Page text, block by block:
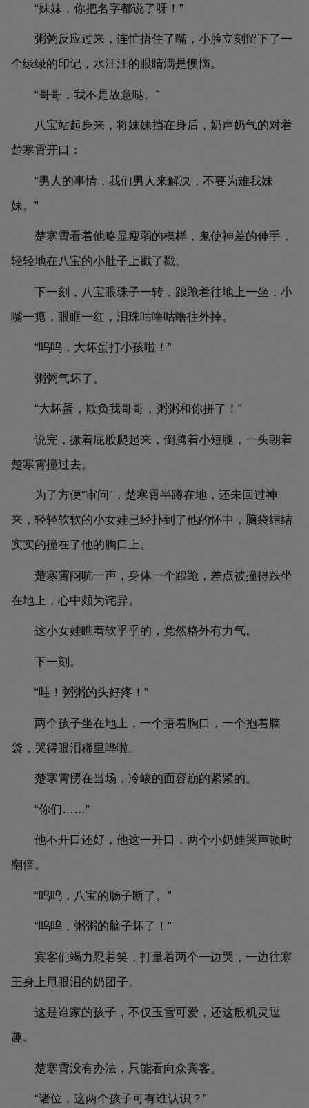
“妹妹，你把名字都说了呀！”
粥粥反应过来，连忙捂住了嘴，小脸立刻留下了一
个绿绿的印记，水汪汪的眼睛满是懊恼。
“哥哥，我不是故意哒。”
八宝站起身来，将妹妹挡在身后，奶声奶气的对着
楚寒霄开口：
“男人的事情，我们男人来解决，不要为难我妹
妹。”
楚寒霄看着他略显瘦弱的模样，鬼使神差的伸手，
轻轻地在八宝的小肚子上戳了戳。
下一刻，八宝眼珠子一转，踉跄着往地上一坐，小
嘴一瘪，眼眶一红，泪珠咕噜咕噜往外掉。
“呜呜，大坏蛋打小孩啦！”
粥粥气坏了。
“大坏蛋，欺负我哥哥，粥粥和你拼了！”
说完，撅着屁股爬起来，倒腾着小短腿，一头朝着
楚寒霄撞过去。
为了方便“审问”，楚寒霄半蹲在地，还未回过神
来，轻轻软软的小女娃已经扑到了他的怀中，脑袋结结
实实的撞在了他的胸口上。
楚寒霄闷吭一声，身体一个踉跄，差点被撞得跌坐
在地上，心中颇为诧异。
这小女娃瞧着软乎乎的，竟然格外有力气。
下一刻。
“哇！粥粥的头好疼！”
两个孩子坐在地上，一个捂着胸口，一个抱着脑
袋，哭得眼泪稀里哗啦。
楚寒霄愣在当场，冷峻的面容崩的紧紧的。
“你们……”
他不开口还好，他这一开口，两个小奶娃哭声顿时
翻倍。
“呜呜，八宝的肠子断了。”
“呜呜，粥粥的脑子坏了！”
宾客们竭力忍着笑，打量着两个一边哭，一边往寒
王身上甩眼泪的奶团子。
这是谁家的孩子，不仅玉雪可爱，还这般机灵逗
趣。
楚寒霄没有办法，只能看向众宾客。
“诸位，这两个孩子可有谁认识？”